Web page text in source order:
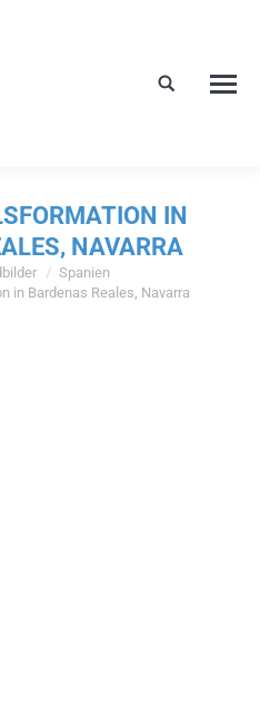
IN
NAVARRA
Spanien
in Bardenas Reales, Navarra